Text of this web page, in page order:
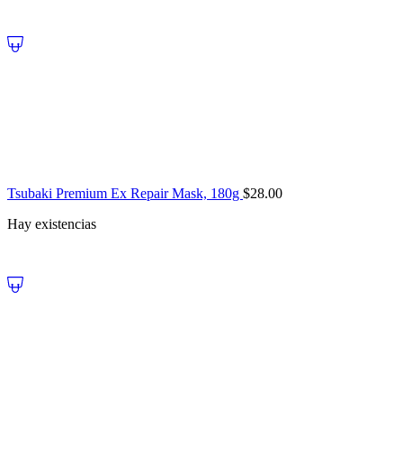
Tsubaki Premium Ex Repair Mask, 180g $28.00
Hay existencias